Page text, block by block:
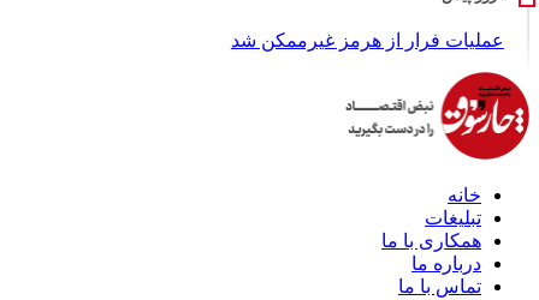
عملیات فرار از هرمز غیرممکن شد
خانه
تبلیغات
همکاری با ما
درباره ما
تماس با ما